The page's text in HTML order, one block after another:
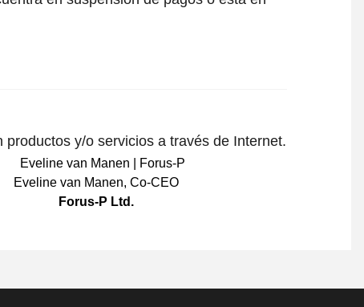
y/o servicios a través de Internet.
Eveline van Manen, Co-CEO
Forus-P Ltd.